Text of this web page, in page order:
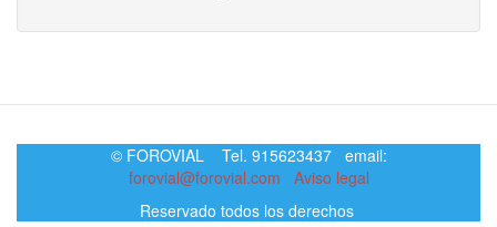
© FOROVIAL Tel. 915623437 email:
forovial@forovial.com
Aviso legal
Reservado todos los derechos